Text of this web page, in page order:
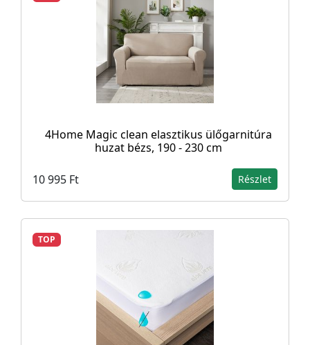
4Home Magic clean elasztikus ülőgarnitúra
huzat bézs, 190 - 230 cm
10 995 Ft Részlet
TOP